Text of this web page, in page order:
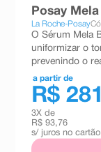
teste gravidez
10ºesmalte
Posay Mela
La Roche-Posay
O Sérum Mela
uniformizar o
prevenindo o
a partir de
R$
3X de
R$ 93,76
s/ juros no cartão